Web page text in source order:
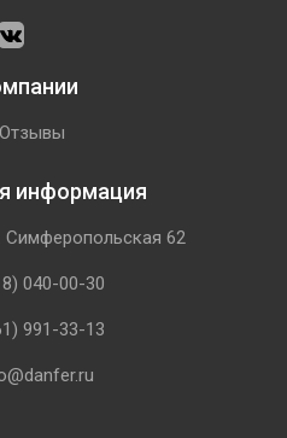
Отзывы
информация
Симферопольская 62
040-00-30
991-33-13